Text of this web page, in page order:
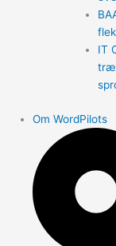
IT
Om WordPilots